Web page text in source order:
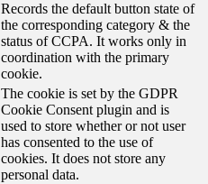
Records the default button state of
the corresponding category & the
status of CCPA. It works only in
coordination with the primary
cookie.
The cookie is set by the GDPR
Cookie Consent plugin and is
used to store whether or not user
has consented to the use of
cookies. It does not store any
personal data.